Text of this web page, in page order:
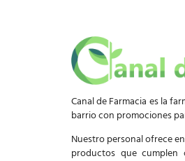
Canal de Farmacia es la
barrio con promociones
Nuestro personal ofrece
productos que